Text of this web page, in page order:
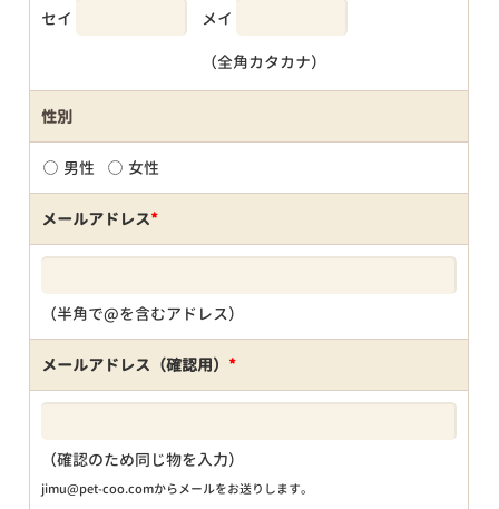
セイ メイ
（全角カタカナ）
性別
男性 女性
メールアドレス*
（半角で@を含むアドレス）
メールアドレス（確認用） *
（確認のため同じ物を入力）
jimu@pet-coo.comからメールをお送りします。